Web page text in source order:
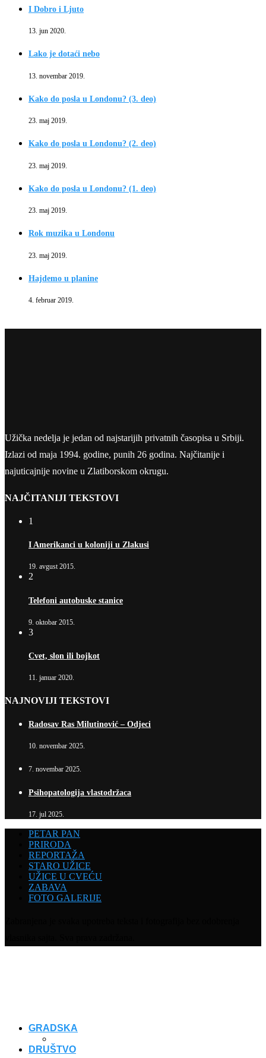
I Dobro i Ljuto
13. jun 2020.
Lako je dotaći nebo
13. novembar 2019.
Kako do posla u Londonu? (3. deo)
23. maj 2019.
Kako do posla u Londonu? (2. deo)
23. maj 2019.
Kako do posla u Londonu? (1. deo)
23. maj 2019.
Rok muzika u Londonu
23. maj 2019.
Hajdemo u planine
4. februar 2019.
Užička nedelja je jedan od najstarijih privatnih časopisa u Srbiji.
Izlazi od maja 1994. godine, punih 26 godina. Najčitanije i
najuticajnije novine u Zlatiborskom okrugu.
NAJČITANIJI TEKSTOVI
1
I Amerikanci u koloniji u Zlakusi
19. avgust 2015.
2
Telefoni autobuske stanice
9. oktobar 2015.
3
Cvet, slon ili bojkot
11. januar 2020.
NAJNOVIJI TEKSTOVI
Radosav Ras Milutinović – Odjeci
10. novembar 2025.
7. novembar 2025.
Psihopatologija vlastodržaca
17. jul 2025.
PETAR PAN
PRIRODA
REPORTAŽA
STARO UŽICE
UŽICE U CVEĆU
ZABAVA
FOTO GALERIJE
GRADSKA
DRUŠTVO